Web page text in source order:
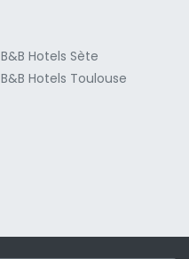
B&B Hotels Sète
B&B Hotels Toulouse